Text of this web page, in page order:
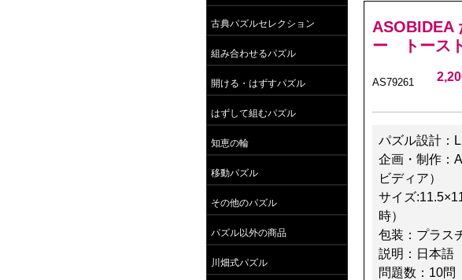
ASOBIDEA
ー トース
AS79261
パズル設計：
企画・制作：
ビディア）
サイズ
時）
包装：プラス
説明：日本語
問題数：10問
古典パズルセレクション
組み合わせるパズル
開ける・はずすパズル
はずして組むパズル
知恵の輪
移動パズル
その他のパズル
パズル以外の商品
川畑式パズル